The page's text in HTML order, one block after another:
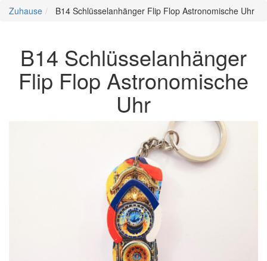
Zuhause B14 Schlüsselanhänger Flip Flop Astronomische Uhr
B14 Schlüsselanhänger
Flip Flop Astronomische
Uhr